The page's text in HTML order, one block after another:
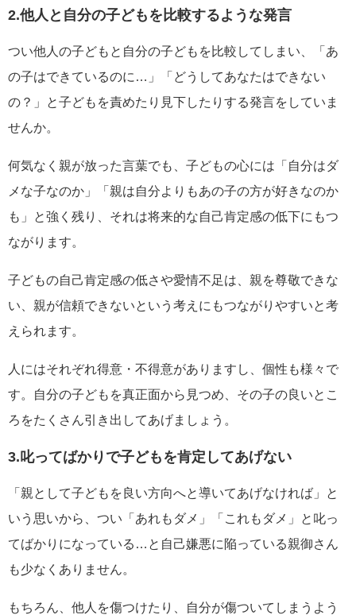
2.他人と自分の子どもを比較するような発言
つい他人の子どもと自分の子どもを比較してしまい、「あ
の子はできているのに…」「どうしてあなたはできない
の？」と子どもを責めたり見下したりする発言をしていま
せんか。
何気なく親が放った言葉でも、子どもの心には「自分はダ
メな子なのか」「親は自分よりもあの子の方が好きなのか
も」と強く残り、それは将来的な自己肯定感の低下にもつ
ながります。
子どもの自己肯定感の低さや愛情不足は、親を尊敬できな
い、親が信頼できないという考えにもつながりやすいと考
えられます。
人にはそれぞれ得意・不得意がありますし、個性も様々で
す。自分の子どもを真正面から見つめ、その子の良いとこ
ろをたくさん引き出してあげましょう。
3.叱ってばかりで子どもを肯定してあげない
「親として子どもを良い方向へと導いてあげなければ」と
いう思いから、つい「あれもダメ」「これもダメ」と叱っ
てばかりになっている…と自己嫌悪に陥っている親御さん
も少なくありません。
もちろん、他人を傷つけたり、自分が傷ついてしまうよう